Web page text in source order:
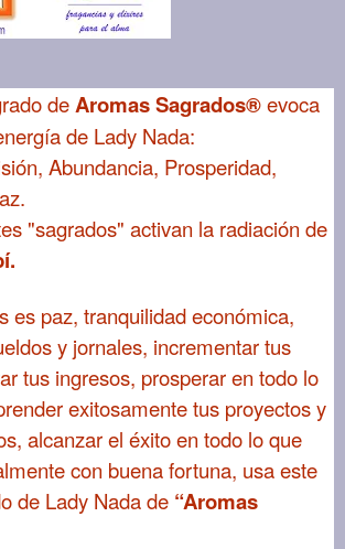
deAromas Sagrados®evoca
de Lady Nada:
Abundancia, Prosperidad,
"sagrados" activan la radiación de
es paz, tranquilidad económica,
y jornales, incrementar tus
tus ingresos, prosperar en todo lo
exitosamente tus proyectos y
alcanzar el éxito en todo lo que
con buena fortuna, usa este
de Lady Nada de “Aromas